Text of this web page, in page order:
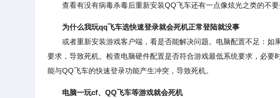
查看有没有病毒杀毒后重新安装QQ飞车还有一点像炫光之类的不要
为什么我玩qq飞车选快速登录就会死机正常登陆就没事
或者重新安装游戏客户端，看是否能解决问题。电脑配置不足：如
要求，导致死机。检查电脑硬件配置是否符合游戏最低系统要求，必
能与QQ飞车的快速登录功能产生冲突，导致死机。
电脑一玩cf、QQ飞车等游戏就会死机